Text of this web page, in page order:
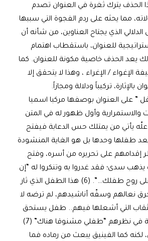
(4). فهذا الحذف يترك ثغرة في العنوان تصدم
مما يحثه على ردم الفجوة التي سببها
الذي يجتاح العناوين، من شأنه أن
للعنوان، باستقطاب اهتمام
يعد الحذف خاصية مكونة للعنوان. كما
الإغواء / الإغراء ، وهذا لا يتحقق إلا
تركيباً ودلالة ومجازاً.
على العنوان بوصفها مركبا اسميا
والاستمرارية وأول ظهور له في المتن
علّه يأتي من يمتلك حس الدعابة فيفتح
لم يعد طفلها وحدها بل هو الغاية المنشودة
إقدامهم على تحريره من أسره، وفتح
يذهب سدى؛ فقد غدروا به وتنكروا له “إن
صلاة الجنازة تقام على روح طفلك…”. (6) هذا الطفل الذي ثار
نعالهم وسفّه أناشيدهم، لم ترضه لا
الثقاب التي أشعلها فيهم.. طفل يستحق
الشنق باسم العدالة في نظرهم “طفلي مشنوقا هناك” (7)
لكنه كما الفينيق يبعث من رماده فما